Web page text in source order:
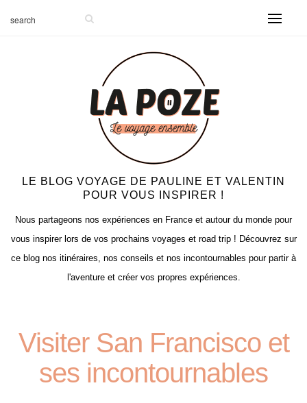
LE BLOG VOYAGE DE PAULINE ET VALENTIN
POUR VOUS INSPIRER !
Nous partageons nos expériences en France et autour du monde pour
vous inspirer lors de vos prochains voyages et road trip ! Découvrez sur
ce blog nos itinéraires, nos conseils et nos incontournables pour partir à
l'aventure et créer vos propres expériences.
Visiter San Francisco et
ses incontournables